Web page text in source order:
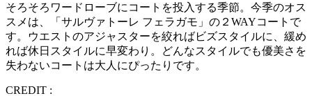
そろそろワードローブにコートを投入する季節。今季のオス
スメは、「サルヴァトーレ フェラガモ」の２WAYコートで
す。ウエストのアジャスターを絞ればビズスタイルに、緩め
れば休日スタイルに早変わり。どんなスタイルでも優美さを
失わないコートは大人にぴったりです。
CREDIT :